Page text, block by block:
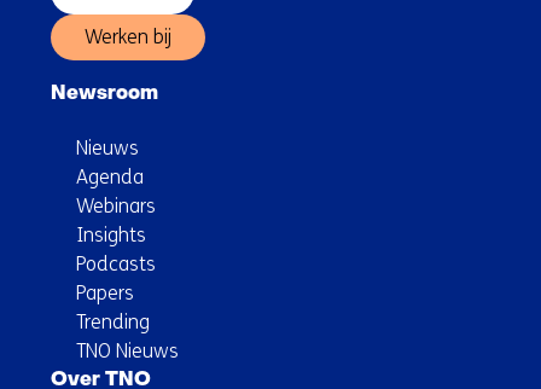
Werken bij
Newsroom
Nieuws
Agenda
Webinars
Insights
Podcasts
Papers
Trending
TNO Nieuws
Over TNO